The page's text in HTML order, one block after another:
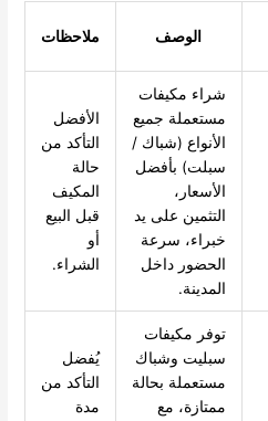
الوصف ملاحظات
شراء مكيفات
مستعملة جميع
الأنواع (شباك /
سبلت) بأفضل
الأسعار،
التثمين على يد
خبراء، سرعة
الحضور داخل
المدينة.
الأفضل
التأكد من
حالة
المكيف
قبل البيع
أو
الشراء.
توفر مكيفات
سبليت وشباك
مستعملة بحالة
ممتازة، مع
يُفضل
التأكد من
مدة